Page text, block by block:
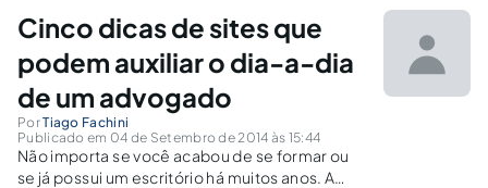
estiver estudando.
Cinco dicas de sites que
podem auxiliar o dia-a-dia
de um advogado
PorTiago Fachini
Publicado em 04 de Setembro de 2014 às 15:44
Não importa se você acabou de se formar ou
se já possui um escritório há muitos anos. A